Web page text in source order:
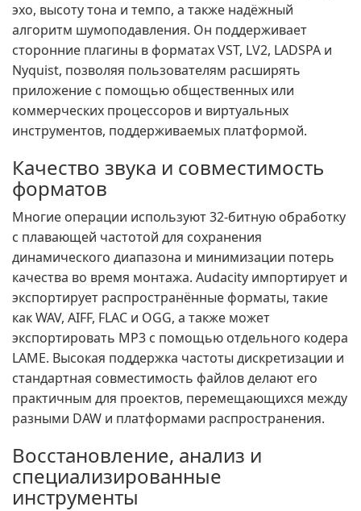
эхо, высоту тона и темпо, а также надёжный
алгоритм шумоподавления. Он поддерживает
сторонние плагины в форматах VST, LV2, LADSPA и
Nyquist, позволяя пользователям расширять
приложение с помощью общественных или
коммерческих процессоров и виртуальных
инструментов, поддерживаемых платформой.
Качество звука и совместимость
форматов
Многие операции используют 32-битную обработку
с плавающей частотой для сохранения
динамического диапазона и минимизации потерь
качества во время монтажа. Audacity импортирует и
экспортирует распространённые форматы, такие
как WAV, AIFF, FLAC и OGG, а также может
экспортировать MP3 с помощью отдельного кодера
LAME. Высокая поддержка частоты дискретизации и
стандартная совместимость файлов делают его
практичным для проектов, перемещающихся между
разными DAW и платформами распространения.
Восстановление, анализ и
специализированные
инструменты